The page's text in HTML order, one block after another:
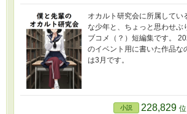
オカルト研究会に所属してい
な少年と、ちょっと思わせぶ
ブコメ（？）短編集です。
のイベント用に書いた作品な
は3月です。
小説 228,829